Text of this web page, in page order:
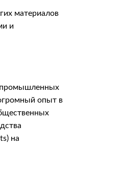
материалов
и
промышленных
опыт в
на